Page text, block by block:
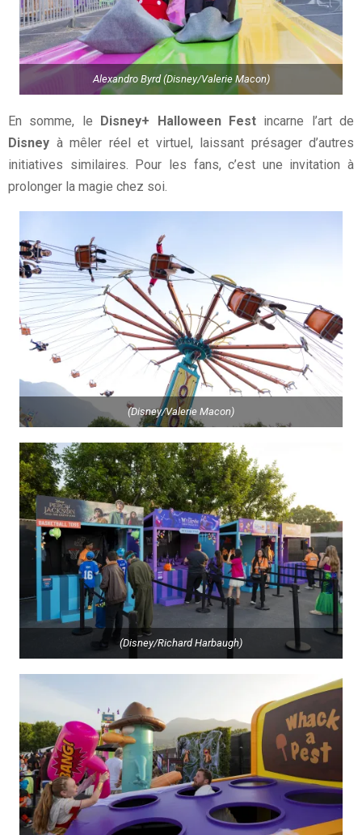
Alexandro Byrd (Disney/Valerie Macon)
En somme, le Disney+ Halloween Festincarne l’art de
Disney à mêler réel et virtuel, laissant présager d’autres
initiatives similaires. Pour les fans, c’est une invitation à
prolonger la magie chez soi.
(Disney/Valerie Macon)
(Disney/Richard Harbaugh)